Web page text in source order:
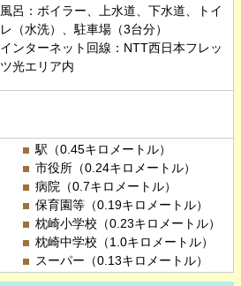
風呂：ボイラー、上水道、下水道、トイ
レ（水洗）、駐車場（3台分）
インターネット回線：NTT西日本フレッ
ツ光エリア内
駅（0.45キロメートル）
市役所（0.24キロメートル）
病院（0.7キロメートル）
保育園等（0.19キロメートル）
枕崎小学校（0.23キロメートル）
枕崎中学校（1.0キロメートル）
スーパー（0.13キロメートル）